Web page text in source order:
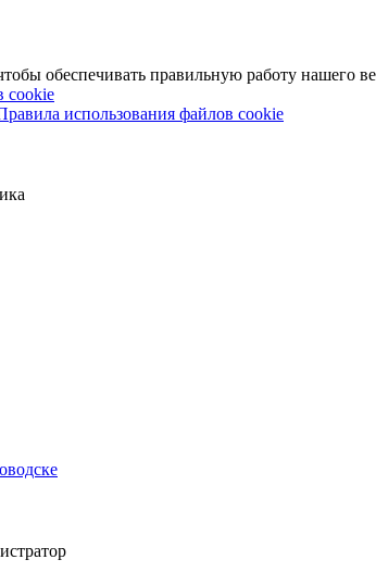
обеспечивать правильную работу нашего
cookie
использования файлов cookie